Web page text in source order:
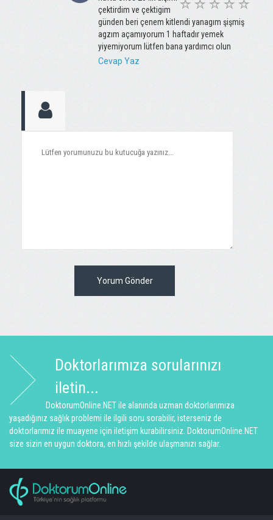
çektirdim ve çektigim
günden beri çenem kitlendi yanagım şişmiş
agzım açamıyorum 1 haftadır yemek
yiyemiyorum lütfen bana yardımcı olun
Cevap Yaz
Yorum Gönder
Doktorlarımıza sorularınızı
iletin...
DoktorumOnline.NET ile alanında uzman doktorlarımıza
yaşadığınız sağlık problemi ile ilgili soru sorabilir, isterseniz de
doktorlarımız ile muayene için iletişim kurabilirsiniz. DoktorumOnline.NET
size sizin en uygun doktora, en hızlı şekilde ulaşmanızı sağlar.